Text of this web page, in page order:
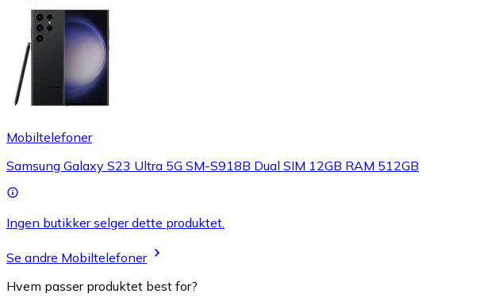
Mobiltelefoner
Samsung Galaxy S23 Ultra 5G SM-S918B Dual SIM 12GB RAM 512GB
Ingen butikker selger dette produktet.
Se andre Mobiltelefoner
Hvem passer produktet best for?